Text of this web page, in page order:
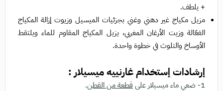
+ يلطف.
مزيل مكياج غير دهني وغني بجزئيات الميسيل وزيوت إزالة المكياج
الفعّالة وزيت الأرغان المغربي، يزيل المكياج المقاوم للماء ويلتقط
الأوساخ والتلوث في خطوة واحدة.
إرشادات إستخدام غارنييه ميسيلار :
1- ضعي ماء ميسيلار على قطعة من القطن.